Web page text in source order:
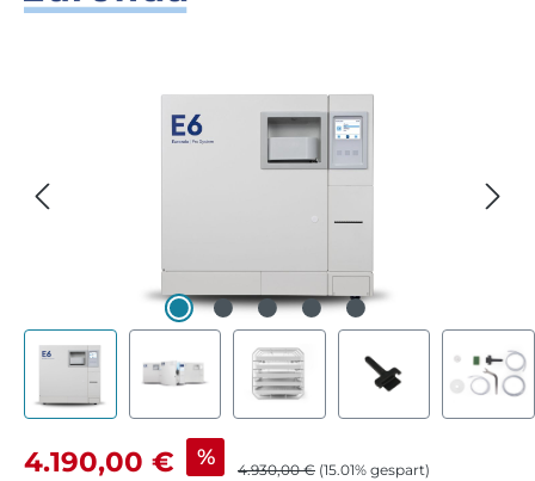
Verkaufspreis:
4.190,00 € % Regulärer Preis:
4.930,00 € (15.01% gespart)